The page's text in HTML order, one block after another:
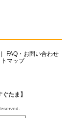
FAQ・お問い合わせ
マップ
たま】